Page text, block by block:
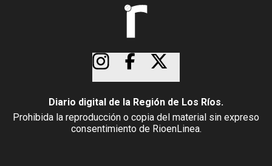
Diario digital de la Región de Los Ríos.
Prohibida la reproducción o copia del material sin expreso
consentimiento de RioenLinea.